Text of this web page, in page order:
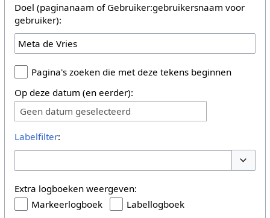
Doel (paginanaam of Gebruiker:gebruikersnaam voor
gebruiker):
Pagina's zoeken die met deze tekens beginnen
Op deze datum (en eerder):
Geen datum geselecteerd
Labelfilter:
Extra logboeken weergeven:
Markeerlogboek
Labellogboek